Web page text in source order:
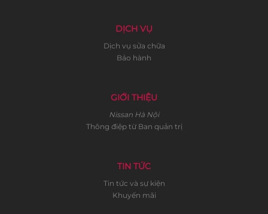
DỊCH VỤ
Dịch vụ sửa chữa
Bảo hành
GIỚI THIỆU
Nissan Hà Nội
Thông điệp từ Ban quản trị
TIN TỨC
Tin tức và sự kiện
Khuyến mãi